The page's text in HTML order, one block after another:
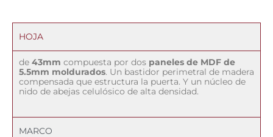
HOJA
de 43mm compuesta por dos paneles de MDF de
5.5mm moldurados. Un bastidor perimetral de madera
compensada que estructura la puerta. Y un núcleo de
nido de abejas celulósico de alta densidad.
MARCO